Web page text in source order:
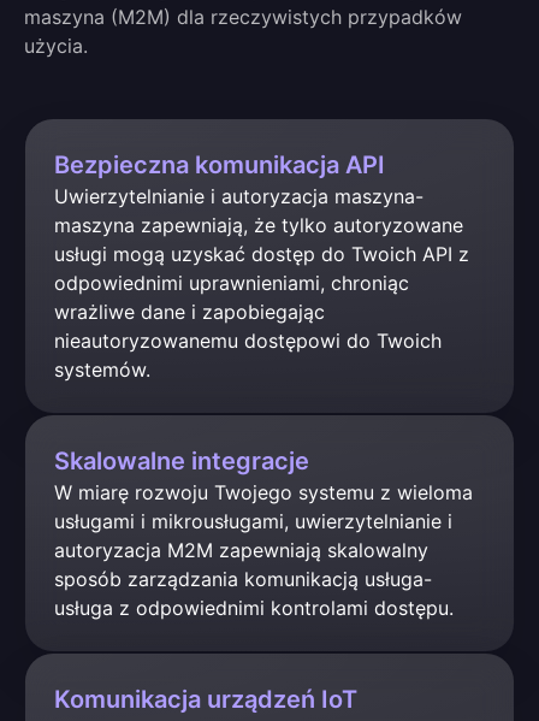
maszyna (M2M) dla rzeczywistych przypadków
użycia.
Bezpieczna komunikacja API
Uwierzytelnianie i autoryzacja maszyna-
maszyna zapewniają, że tylko autoryzowane
usługi mogą uzyskać dostęp do Twoich API z
odpowiednimi uprawnieniami, chroniąc
wrażliwe dane i zapobiegając
nieautoryzowanemu dostępowi do Twoich
systemów.
Skalowalne integracje
W miarę rozwoju Twojego systemu z wieloma
usługami i mikrousługami, uwierzytelnianie i
autoryzacja M2M zapewniają skalowalny
sposób zarządzania komunikacją usługa-
usługa z odpowiednimi kontrolami dostępu.
Komunikacja urządzeń IoT